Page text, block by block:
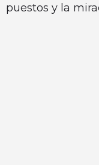
puestos y la